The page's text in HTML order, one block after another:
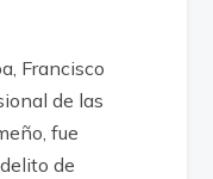
Francisco
de las
fue
de